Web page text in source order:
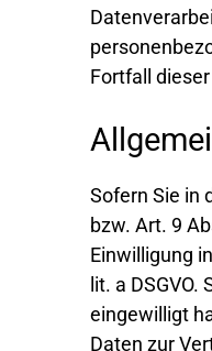
Fortfall
Sofern Sie in
bzw. Art. 9
Einwilligung
lit. a
eingewilligt
Daten zur